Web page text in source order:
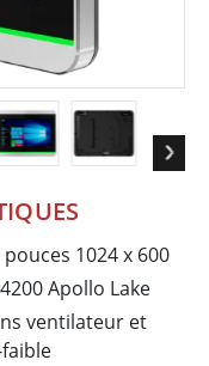
1024 x 600
Apollo Lake
ventilateur et